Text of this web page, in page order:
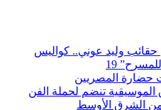
وليد عوني.. كواليس
19
حضارة المصريين
الموسيقية تنضم لحملة الفن
من الشرق الأوسط